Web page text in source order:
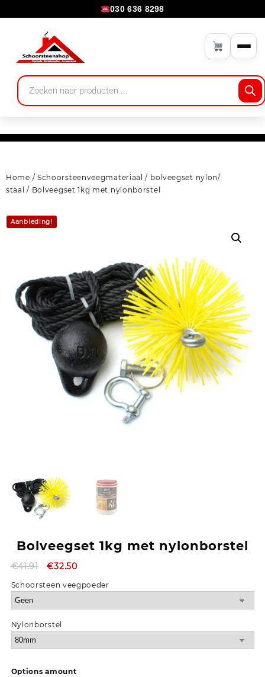
030 636 8298
Home / Schoorsteenveegmateriaal / bolveegset nylon/
staal / Bolveegset 1kg met nylonborstel
Aanbieding!
Bolveegset 1kg met nylonborstel
€41.91 €32.50
Schoorsteen veegpoeder
Nylonborstel
Options amount